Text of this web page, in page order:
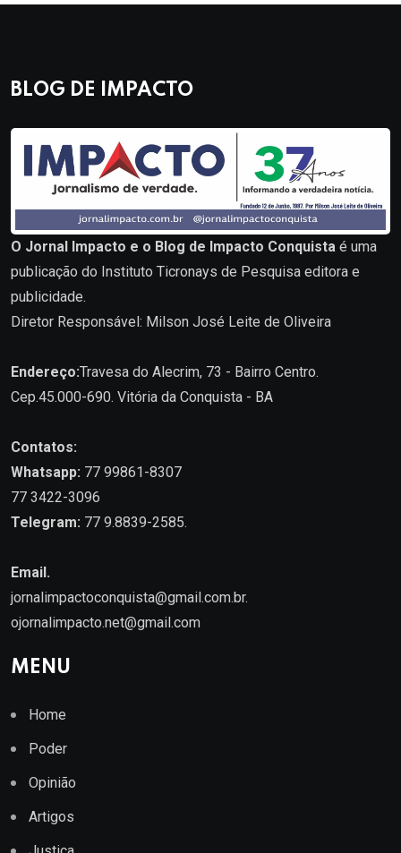
BLOG DE IMPACTO
O Jornal Impacto e o Blog de Impacto Conquista é uma
publicação do Instituto Ticronays de Pesquisa editora e
publicidade.
Diretor Responsável: Milson José Leite de Oliveira
Endereço:Travesa do Alecrim, 73 - Bairro Centro.
Cep.45.000-690. Vitória da Conquista - BA
Contatos:
Whatsapp: 77 99861-8307
77 3422-3096
Telegram: 77 9.8839-2585.
Email.
jornalimpactoconquista@gmail.com.br.
ojornalimpacto.net@gmail.com
MENU
Home
Poder
Opinião
Artigos